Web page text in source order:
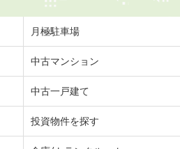
月極駐車場
中古マンション
中古一戸建て
投資物件を探す